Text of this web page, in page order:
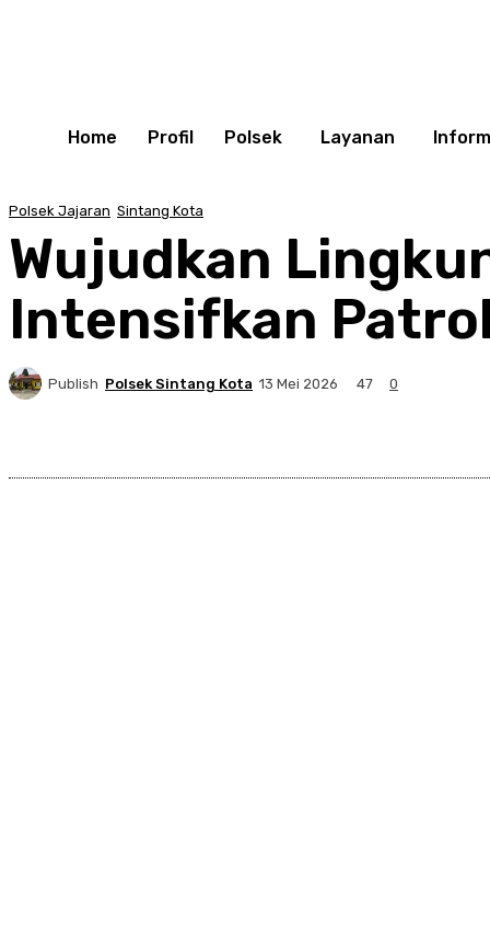
Home Profil Polsek Layanan
Polsek Jajaran Sintang Kota
Wujudkan
Intensifkan
Publish Polsek Sintang Kota 13 Mei 2026 47 0